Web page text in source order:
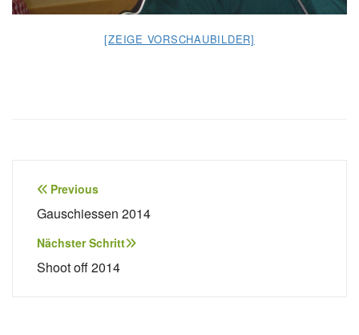
[ZEIGE VORSCHAUBILDER]
Beitragsnavigation
Previous
Gauschiessen 2014
Nächster Schritt
Shoot off 2014